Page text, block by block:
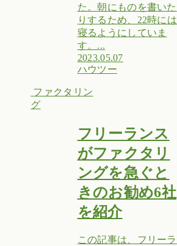
た。朝にものを書いた
りするため、22時には
寝るようにしていま
す。...
2023.05.07
ハウツー
ファクタリン
グ
フリーランス
がファクタリ
ングを急ぐと
きのお勧め6社
を紹介
この記事は、フリーラ